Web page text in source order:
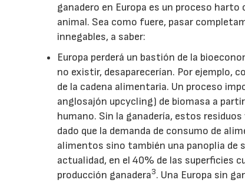
ganadero en Europa es un proceso
animal. Sea como fuere, pasar
innegables, a saber:
Europa perderá un bastión de la
no existir, desaparecerían. Por ejemplo,
de la cadena alimentaria. Un proceso
anglosajón upcycling) de biomasa a
humano. Sin la ganadería, estos
dado que la demanda de consumo de
alimentos sino también una panoplia de
actualidad, en el 40% de las superficies
producción ganadera3. Una Europa sin